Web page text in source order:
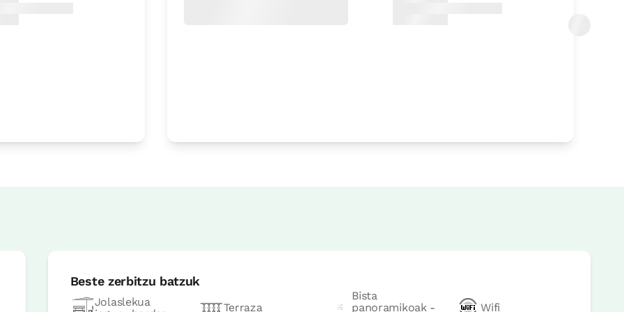
Erreserbatu orain
Beste zerbitzu batzuk
Jolaslekua
Terraza
Bista
panoramikoak -
Wifi